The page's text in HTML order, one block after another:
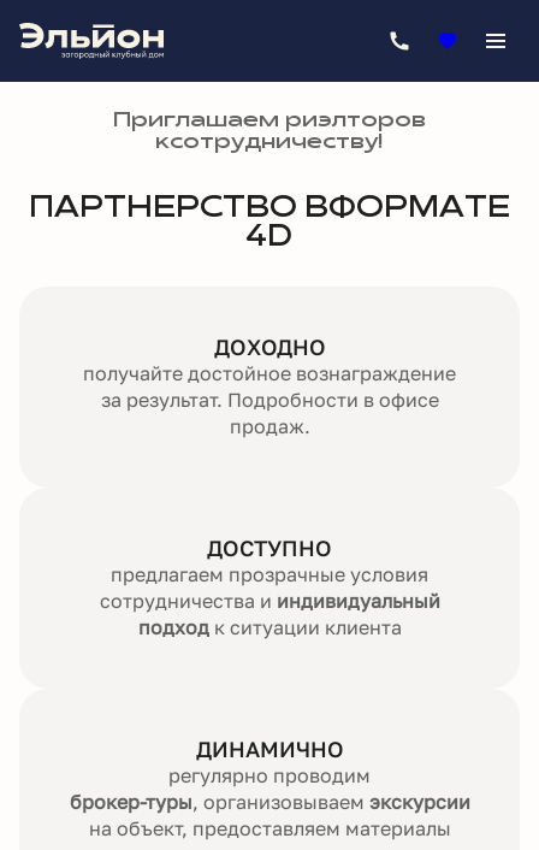
Приглашаем риэлторов
к сотрудничеству!
ПАРТНЕРСТВО В ФОРМАТЕ
4D
ДОХОДНО
получайте достойное вознаграждение
за результат. Подробности в офисе
продаж.
ДОСТУПНО
предлагаем прозрачные условия
сотрудничества и индивидуальный
подходк ситуации клиента
ДИНАМИЧНО
регулярно проводим
брокер-туры, организовываем экскурсии
на объект, предоставляем материалы